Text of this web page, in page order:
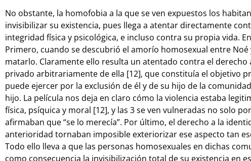
No obstante, la homofobia a la que se ven expuestos los
invisibilizar su existencia, pues llega a atentar directamente
integridad física y psicológica, e incluso contra su propia vida.
Primero, cuando se descubrió el amorío homosexual entre
matarlo. Claramente ello resulta un atentado contra el
privado arbitrariamente de ella [12], que constituía el objetivo
puede ejercer por la exclusión de él y de su hijo de la
hijo. La película nos deja en claro cómo la violencia estaba
física, psíquica y moral [12], y las 3 se ven vulneradas no solo
afirmaban que “se lo merecía”. Por último, el derecho a la
anterioridad tornaban imposible exteriorizar ese aspecto tan
Todo ello lleva a que las personas homosexuales en dichas
como consecuencia la invisibilización total de su existencia en